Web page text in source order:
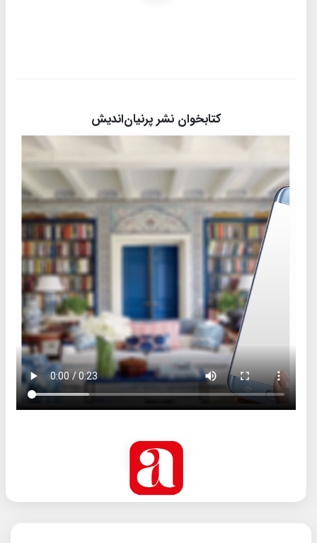
کتابخوان نشر پرنیان‌اندیش